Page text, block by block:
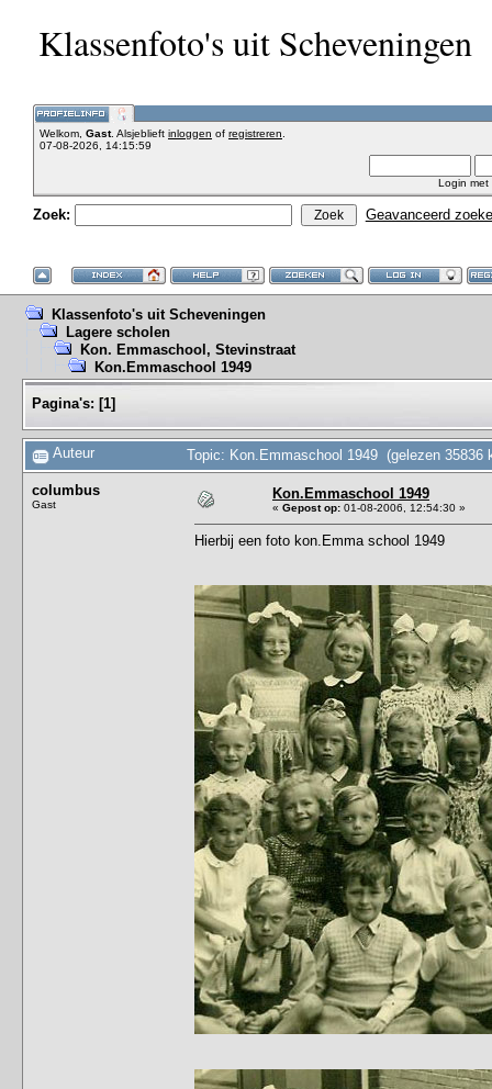
Klassenfoto's uit Scheveningen
Welkom, Gast. Alsjeblieft inloggen of registreren
07-08-2026, 14:15:59
Login met
Zoek: Geavanceerd
Klassenfoto's uit Scheveningen
Lagere scholen
Kon. Emmaschool, Stevinstraat
Kon.Emmaschool 1949
Pagina's: [1]
Auteur Topic: Kon.Emmaschool 1949 (gelezen 35836
columbus
Gast
Kon.Emmaschool 1949
« Gepost op: 01-08-2006, 12:54:30 »
Hierbij een foto kon.Emma school 1949